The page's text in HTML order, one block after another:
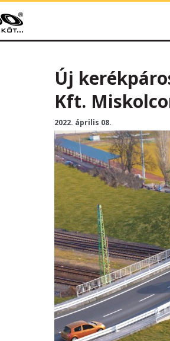
Új
Kft.
2022. április 08.